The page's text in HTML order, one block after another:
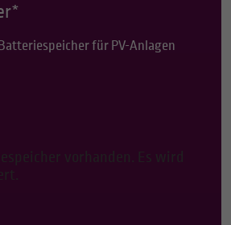
für PV-Anlagen
vorhanden. Es wird